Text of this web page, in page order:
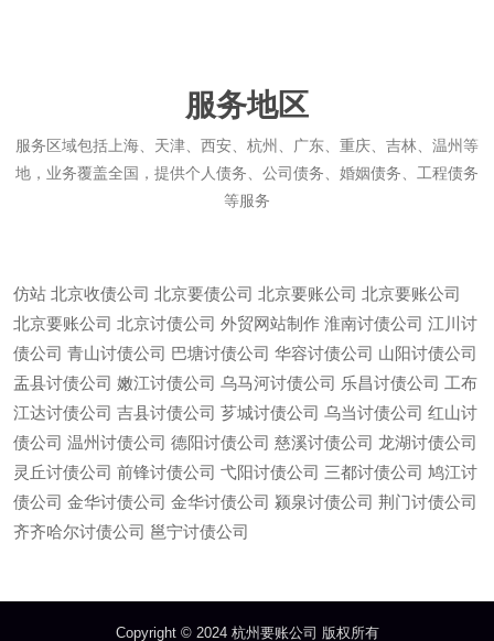
服务地区
服务区域包括上海、天津、西安、杭州、广东、重庆、吉林、温州等
地，业务覆盖全国，提供个人债务、公司债务、婚姻债务、工程债务
等服务
仿站 北京收债公司 北京要债公司 北京要账公司 北京要账公司
北京要账公司 北京讨债公司 外贸网站制作 淮南讨债公司 江川讨
债公司 青山讨债公司 巴塘讨债公司 华容讨债公司 山阳讨债公司
盂县讨债公司 嫩江讨债公司 乌马河讨债公司 乐昌讨债公司 工布
江达讨债公司 吉县讨债公司 芗城讨债公司 乌当讨债公司 红山讨
债公司 温州讨债公司 德阳讨债公司 慈溪讨债公司 龙湖讨债公司
灵丘讨债公司 前锋讨债公司 弋阳讨债公司 三都讨债公司 鸠江讨
债公司 金华讨债公司 金华讨债公司 颍泉讨债公司 荆门讨债公司
齐齐哈尔讨债公司 邕宁讨债公司
Copyright © 2024 杭州要账公司 版权所有
微信13685747439